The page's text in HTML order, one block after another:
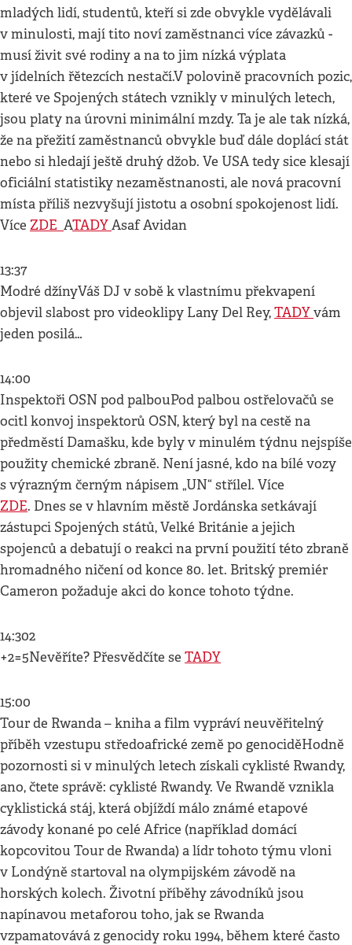
mladých lidí, studentů, kteří si zde obvykle vydělávali
v minulosti, mají tito noví zaměstnanci více závazků -
musí živit své rodiny a na to jim nízká výplata
v jídelních řětezcích nestačí.V polovině pracovních pozic,
které ve Spojených státech vznikly v minulých letech,
jsou platy na úrovni minimální mzdy. Ta je ale tak nízká,
že na přežití zaměstnanců obvykle buď dále doplácí stát
nebo si hledají ještě druhý džob. Ve USA tedy sice klesají
oficiální statistiky nezaměstnanosti, ale nová pracovní
místa příliš nezvyšují jistotu a osobní spokojenost lidí.
Více ZDE ATADYAsaf Avidan
13:37
Modré džínyVáš DJ v sobě k vlastnímu překvapení
objevil slabost pro videoklipy Lany Del Rey,TADYvám
jeden posilá…
14:00
Inspektoři OSN pod palbouPod palbou ostřelovačů se
ocitl konvoj inspektorů OSN, který byl na cestě na
předměstí Damašku, kde byly v minulém týdnu nejspíše
použity chemické zbraně. Není jasné, kdo na bílé vozy
s výrazným černým nápisem „UN“ střílel. Více
ZDE. Dnes se v hlavním městě Jordánska setkávají
zástupci Spojených států, Velké Británie a jejich
spojenců a debatují o reakci na první použití této zbraně
hromadného ničení od konce 80. let. Britský premiér
Cameron požaduje akci do konce tohoto týdne.
14:302
+2=5Nevěříte? Přesvědčíte se TADY
15:00
Tour de Rwanda – kniha a film vypráví neuvěřitelný
příběh vzestupu středoafrické země po genociděHodně
pozornosti si v minulých letech získali cyklisté Rwandy,
ano, čtete správě: cyklisté Rwandy. Ve Rwandě vznikla
cyklistická stáj, která objíždí málo známé etapové
závody konané po celé Africe (například domácí
kopcovitou Tour de Rwanda) a lídr tohoto týmu vloni
v Londýně startoval na olympijském závodě na
horských kolech. Životní příběhy závodníků jsou
napínavou metaforou toho, jak se Rwanda
vzpamatovává z genocidy roku 1994, během které často